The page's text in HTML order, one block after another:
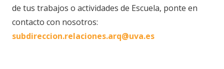
de tus trabajos o actividades de Escuela, ponte en
contacto con nosotros:
subdireccion.relaciones.arq@uva.es